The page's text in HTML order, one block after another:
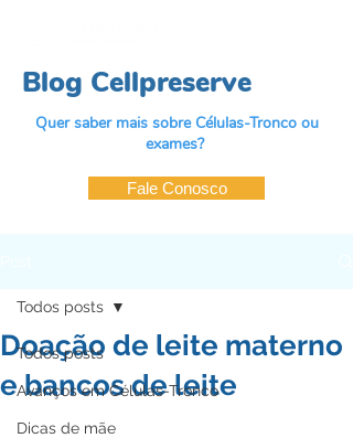
Blog Cellpreserve
Quer saber mais sobre Células-Tronco ou
exames?
Fale Conosco
Todos posts
Avanços em Células-Tronco
Dicas de mãe
Todos posts
Doação de leite materno
e bancos de leite